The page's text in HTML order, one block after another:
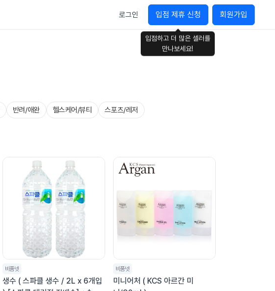
로그인 입점 제휴 신청
입점하고 더 많은 셀러를
만나보세요!
회원가입
반려/애완 헬스케어/뷰티 스포츠/레저
비품넷
생수 ( 스파클 생수 / 2L x 6개입
비품넷
미니어처 ( KCS 아르간 미